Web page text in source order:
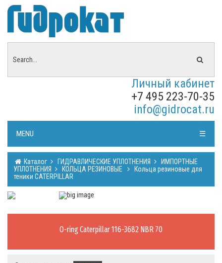
Личный кабинет
+7 495 223-70-35
info@gidrocat.ru
MENU ☰
Каталог ГИДРАВЛИЧЕСКИЕ УПЛОТНЕНИЯ
ИМПОРТНЫЕ
УПЛОТНЕНИЯ
КОЛЬЦА РЕЗИНОВЫЕ
Кольца резиновые для
теники CATERPILLAR
O-ring Caterpillar 116-3682 NBR 70